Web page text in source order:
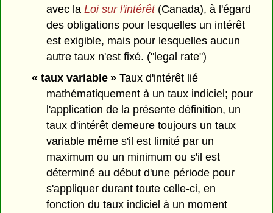
avec laLoi sur l'intérêt (Canada), à l'égard
des obligations pour lesquelles un intérêt
est exigible, mais pour lesquelles aucun
autre taux n'est fixé. ("legal rate")
« taux variable »Taux d'intérêt lié
mathématiquement à un taux indiciel; pour
l'application de la présente définition, un
taux d'intérêt demeure toujours un taux
variable même s'il est limité par un
maximum ou un minimum ou s'il est
déterminé au début d'une période pour
s'appliquer durant toute celle-ci, en
fonction du taux indiciel à un moment